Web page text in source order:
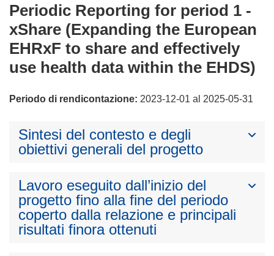
Periodic Reporting for period 1 -
xShare (Expanding the European
EHRxF to share and effectively
use health data within the EHDS)
Periodo di rendicontazione: 2023-12-01 al 2025-05-31
Sintesi del contesto e degli
obiettivi generali del progetto
Lavoro eseguito dall’inizio del
progetto fino alla fine del periodo
coperto dalla relazione e principali
risultati finora ottenuti